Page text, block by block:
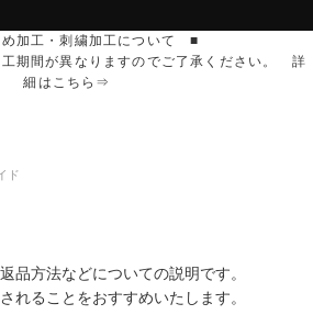
加工・刺繍加工について ■
期間が異なりますのでご了承ください。 詳
細はこちら⇒
ド
品方法などについての説明です。
れることをおすすめいたします。